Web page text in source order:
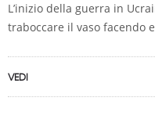
L’inizio della guerra in
traboccare il vaso facendo
VEDI